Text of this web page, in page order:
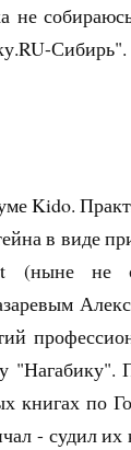
не
Kido.
в виде
(ныне не
книгах по
- судил